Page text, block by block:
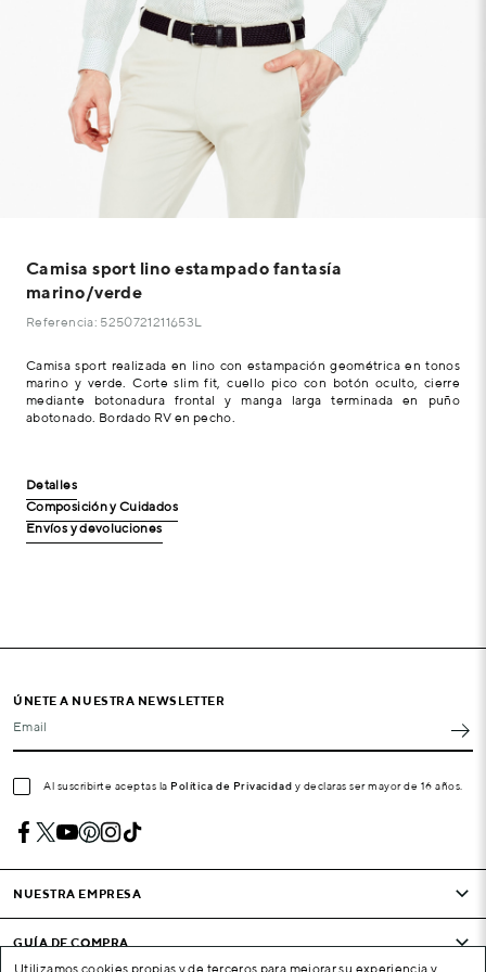
Camisa sport lino estampado fantasía
marino/verde
Referencia: 5250721211653L
Camisa sport realizada en lino con estampación geométrica en tonos
marino y verde. Corte slim fit, cuello pico con botón oculto, cierre
mediante botonadura frontal y manga larga terminada en puño
abotonado. Bordado RV en pecho.
Detalles
Composición y Cuidados
Envíos y devoluciones
ÚNETE A NUESTRA NEWSLETTER
Email
Al suscribirte aceptas la Política de Privacidad y declaras ser mayor de 16 años.
NUESTRA EMPRESA
GUÍA DE COMPRA
Utilizamos cookies propias y de terceros para mejorar su experiencia y